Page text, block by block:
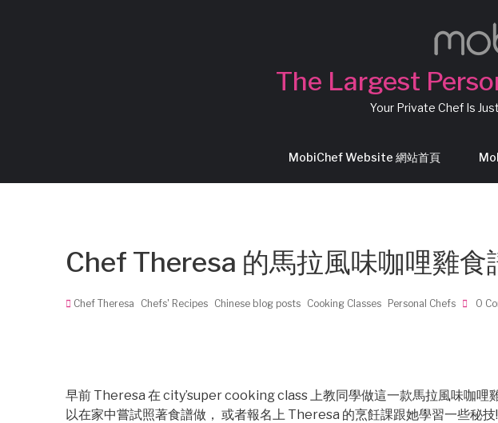
The Largest
Your Private Chef Is
MobiChef Website 網站首頁
Chef Theresa 的馬拉風味咖哩雞食
Chef Theresa Chefs' Recipes Chinese blog posts Cooking Classes Personal Chefs 0
早前 Theresa 在 city’super cooking class 上教同學做這一款馬拉風味咖哩
以在家中嘗試照著食譜做， 或者報名上 Theresa 的烹飪課跟她學習一些秘技!